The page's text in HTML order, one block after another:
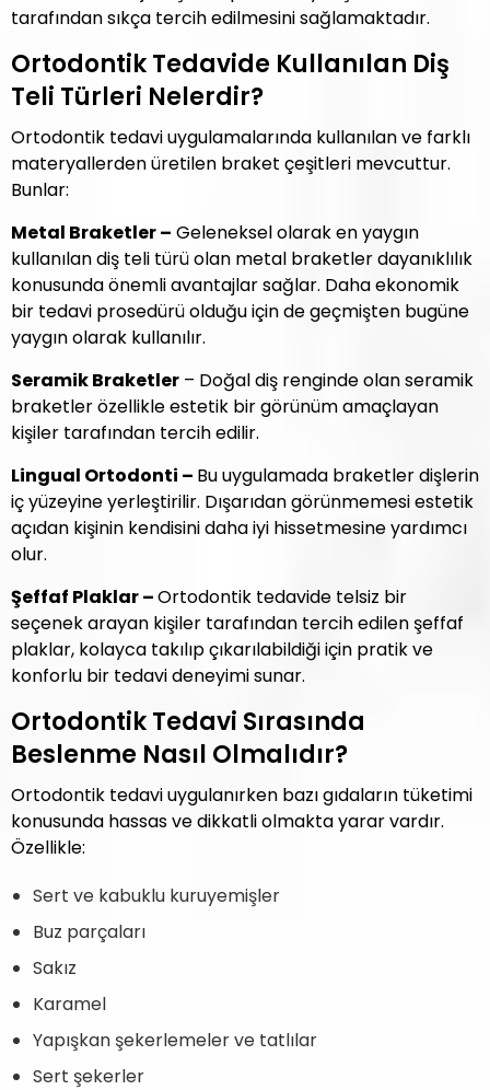
tarafından sıkça tercih edilmesini sağlamaktadır.
Ortodontik Tedavide Kullanılan Diş
Teli Türleri Nelerdir?
Ortodontik tedavi uygulamalarında kullanılan ve farklı
materyallerden üretilen braket çeşitleri mevcuttur.
Bunlar:
Metal Braketler – Geleneksel olarak en yaygın
kullanılan diş teli türü olan metal braketler dayanıklılık
konusunda önemli avantajlar sağlar. Daha ekonomik
bir tedavi prosedürü olduğu için de geçmişten bugüne
yaygın olarak kullanılır.
Seramik Braketler – Doğal diş renginde olan seramik
braketler özellikle estetik bir görünüm amaçlayan
kişiler tarafından tercih edilir.
Lingual Ortodonti – Bu uygulamada braketler dişlerin
iç yüzeyine yerleştirilir. Dışarıdan görünmemesi estetik
açıdan kişinin kendisini daha iyi hissetmesine yardımcı
olur.
Şeffaf Plaklar –Ortodontik tedavide telsiz bir
seçenek arayan kişiler tarafından tercih edilen şeffaf
plaklar, kolayca takılıp çıkarılabildiği için pratik ve
konforlu bir tedavi deneyimi sunar.
Ortodontik Tedavi Sırasında
Beslenme Nasıl Olmalıdır?
Ortodontik tedavi uygulanırken bazı gıdaların tüketimi
konusunda hassas ve dikkatli olmakta yarar vardır.
Özellikle:
Sert ve kabuklu kuruyemişler
Buz parçaları
Sakız
Karamel
Yapışkan şekerlemeler ve tatlılar
Sert şekerler